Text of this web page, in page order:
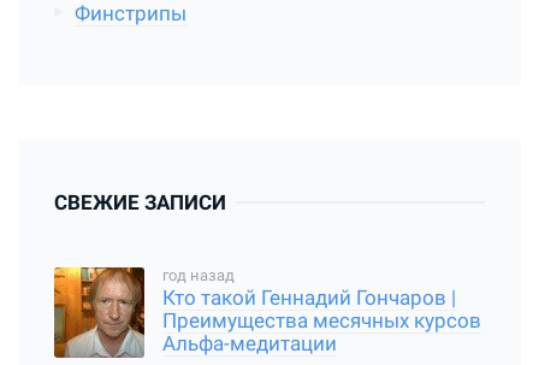
Финстрипы
СВЕЖИЕ ЗАПИСИ
год назад
Кто такой Геннадий Гончаров |
Преимущества месячных курсов
Альфа-медитации